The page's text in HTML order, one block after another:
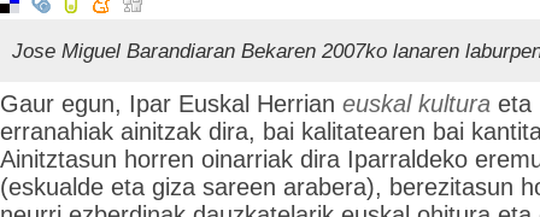
Jose Miguel Barandiaran Bekaren 2007ko lanaren
Gaur egun, Ipar Euskal Herrian euskal kultura eta
erranahiak ainitzak dira, bai kalitatearen bai
Ainitztasun horren oinarriak dira Iparraldeko
(eskualde eta giza sareen arabera), berezitasun